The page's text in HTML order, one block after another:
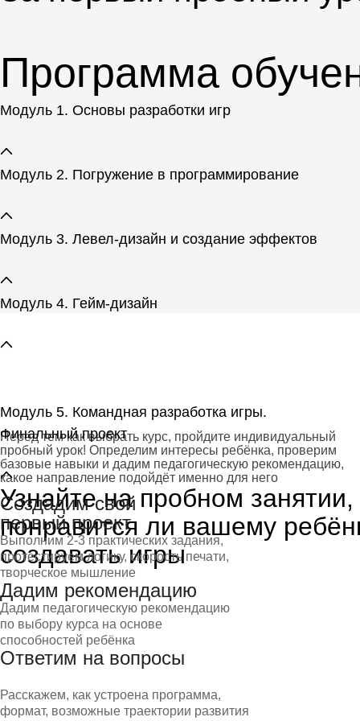
Перед тем как выбрать курс, пройдите индивидуальный
пробный урок! Определим интересы ребёнка, проверим
базовые навыки и дадим педагогическую рекомендацию,
какое направление подойдёт именно для него
Узнайте на пробном занятии,
понравится ли вашему
создавать игры
Создадим свой
первый проект
Выполним 2-3 практических задания,
протестируем логику, скорость печати,
творческое мышление
Дадим рекомендацию
Дадим педагогическую рекомендацию
по выбору курса на основе
способностей ребёнка
Ответим на вопросы
Расскажем, как устроена программа,
формат, возможные траектории развития
Программа
Модуль 1. Основы разработки игр
Модуль 2. Погружение в программирование
Модуль 3. Левел-дизайн и создание эффектов
Модуль 4. Гейм-дизайн
Модуль 5. Командная разработка игры.
Финальный проект